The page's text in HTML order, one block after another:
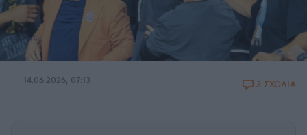
14.06.2026, 07:13 3 ΣΧΟΛΙΑ